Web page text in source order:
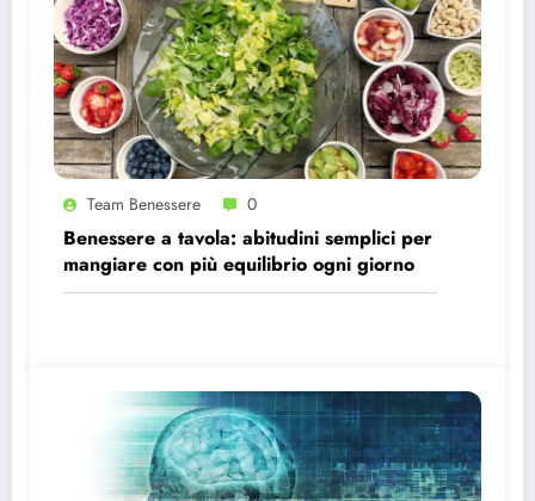
Team Benessere 0
Benessere a tavola: abitudini semplici per
mangiare con più equilibrio ogni giorno